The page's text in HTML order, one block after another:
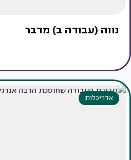
נווה (עבודה ב) מדבר
אדריכלות